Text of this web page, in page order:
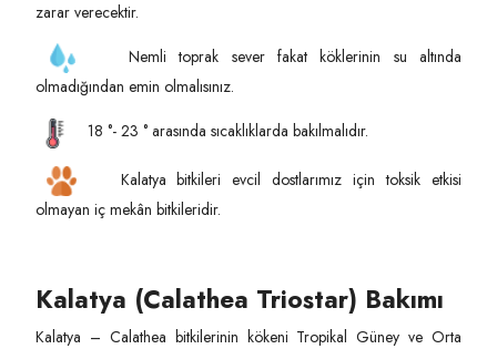
zarar verecektir.
Nemli toprak sever fakat köklerinin su altında
olmadığından emin olmalısınız.
18 °- 23 ° arasında sıcaklıklarda bakılmalıdır.
Kalatya bitkileri evcil dostlarımız için toksik etkisi
olmayan iç mekân bitkileridir.
Kalatya (Calathea Triostar) Bakımı
Kalatya – Calathea bitkilerinin kökeni Tropikal Güney ve Orta